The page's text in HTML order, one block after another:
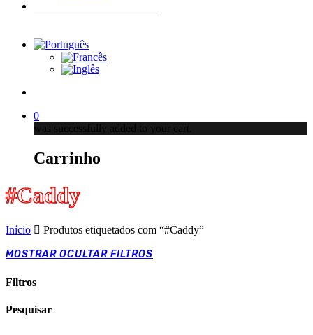
0
was successfully added to your cart.
Carrinho
#Caddy
Início Produtos etiquetados com “#Caddy”
MOSTRAR OCULTAR FILTROS
Filtros
Close
Pesquisar